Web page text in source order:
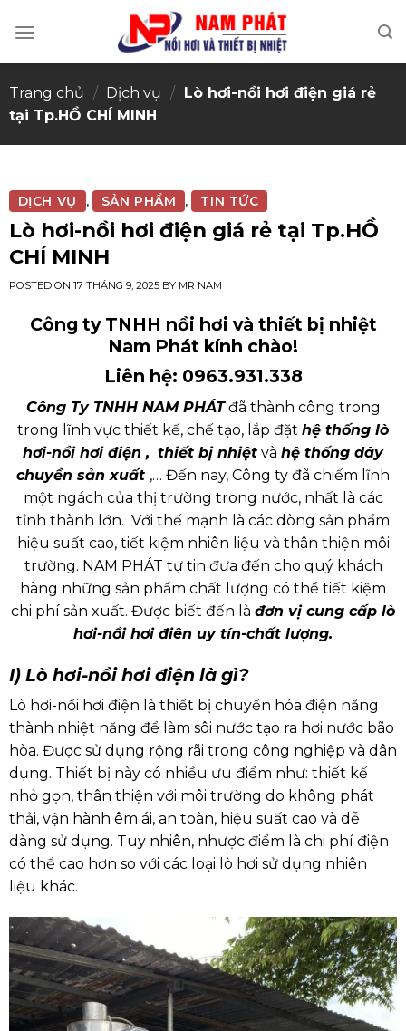
Trang chủ / Dịch vụ / Lò hơi-nồi hơi điện giá rẻ
tại Tp.HỒ CHÍ MINH
DỊCH VỤ , SẢN PHẨM , TIN TỨC
Lò hơi-nồi hơi điện giá rẻ tại Tp.HỒ
CHÍ MINH
POSTED ON 17 THÁNG 9, 2025BY MR NAM
Công ty TNHH nồi hơi và thiết bị nhiệt
Nam Phát kính chào!
Liên hệ: 0963.931.338
Công Ty TNHH NAM PHÁTđã thành công trong
trong lĩnh vực thiết kế, chế tạo, lắp đặt hệ thống lò
hơi-nồi hơi điện , thiết bị nhiệt và hệ thống dây
chuyền sản xuất ,… Đến nay, Công ty đã chiếm lĩnh
một ngách của thị trường trong nước, nhất là các
tỉnh thành lớn. Với thế mạnh là các dòng sản phẩm
hiệu suất cao, tiết kiệm nhiên liệu và thân thiện môi
trường. NAM PHÁT tự tin đưa đến cho quý khách
hàng những sản phẩm chất lượng có thể tiết kiệm
chi phí sản xuất. Được biết đến là đơn vị cung cấp lò
hơi-nồi hơi điên uy tín-chất lượng.
I) Lò hơi-nồi hơi điện là gì?
Lò hơi-nồi hơi điện là thiết bị chuyển hóa điện năng
thành nhiệt năng để làm sôi nước tạo ra hơi nước bão
hòa. Được sử dụng rộng rãi trong công nghiệp và dân
dụng. Thiết bị này có nhiều ưu điểm như: thiết kế
nhỏ gọn, thân thiện với môi trường do không phát
thải, vận hành êm ái, an toàn, hiệu suất cao và dễ
dàng sử dụng. Tuy nhiên, nhược điểm là chi phí điện
có thể cao hơn so với các loại lò hơi sử dụng nhiên
liệu khác.